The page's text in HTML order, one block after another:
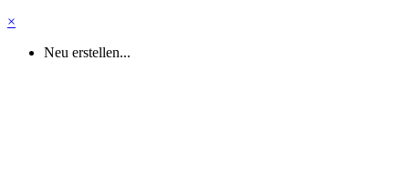
×
Neu erstellen...